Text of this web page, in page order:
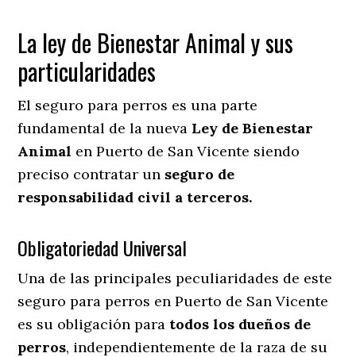
La ley de Bienestar Animal y sus
particularidades
El seguro para perros es una parte
fundamental de la nueva Ley de Bienestar
Animal en Puerto de San Vicente siendo
preciso contratar un seguro de
responsabilidad civil a terceros.
Obligatoriedad Universal
Una de las principales peculiaridades de este
seguro para perros en Puerto de San Vicente
es su obligación para todos los dueños de
perros, independientemente de la raza de su